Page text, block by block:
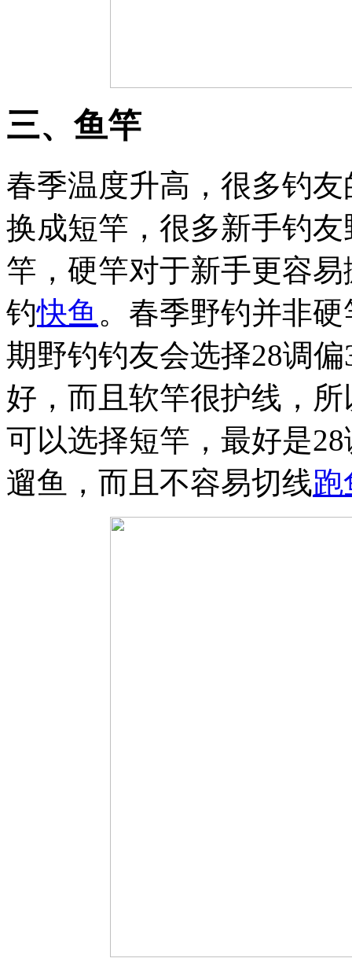
三、鱼竿
春季温度升高，很多钓
换成短竿，很多新手钓
竿，硬竿对于新手更容
钓快鱼 。春季野钓并非
期野钓钓友会选择28调
好，而且软竿很护线，
可以选择短竿，最好是
遛鱼，而且不容易切线跑